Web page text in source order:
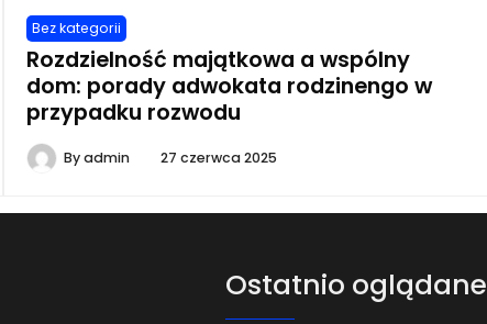
Bez kategorii
Rozdzielność majątkowa a wspólny
dom: porady adwokata rodzinengo w
przypadku rozwodu
Byadmin 27 czerwca 2025
Ostatnio oglądane